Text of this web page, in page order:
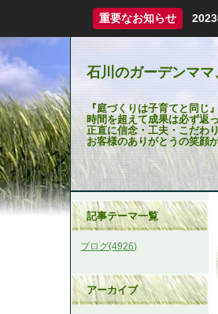
重要なお知らせ
石川のガーデンマ
『庭づくりは子育てと同じ
時間を超えて成果は必ず返
正直に信念・工夫・こだわ
お客様のありがとうの笑顔
記事テーマ一覧
ブログ(4926)
アーカイブ